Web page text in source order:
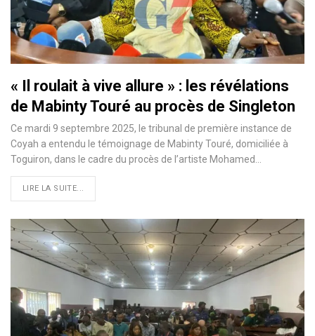
« Il roulait à vive allure » : les révélations
de Mabinty Touré au procès de Singleton
Ce mardi 9 septembre 2025, le tribunal de première instance de
Coyah a entendu le témoignage de Mabinty Touré, domiciliée à
Toguiron, dans le cadre du procès de l’artiste Mohamed…
LIRE LA SUITE...